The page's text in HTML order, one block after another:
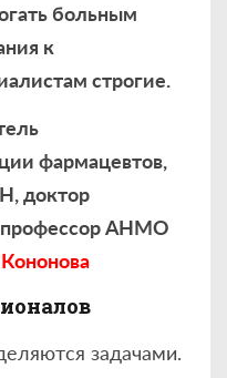
больным
к
строгие.
фармацевтов,
доктор
профессор АНМО
задачами.